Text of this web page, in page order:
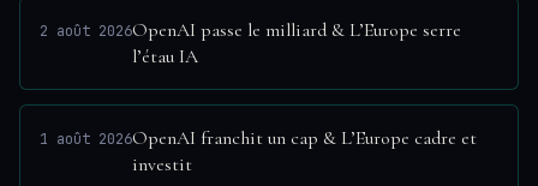
2 août 2026OpenAI passe le milliard & L’Europe serre
l’étau IA
1 août 2026OpenAI franchit un cap & L’Europe cadre et
investit